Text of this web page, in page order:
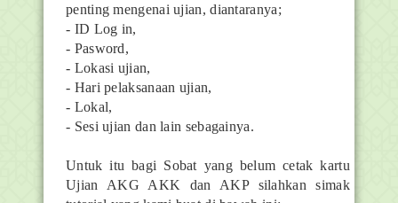
penting mengenai ujian, diantaranya;
- ID Log in,
- Pasword,
- Lokasi ujian,
- Hari pelaksanaan ujian,
- Lokal,
- Sesi ujian dan lain sebagainya.
Untuk itu bagi Sobat yang belum cetak kartu
Ujian AKG AKK dan AKP silahkan simak